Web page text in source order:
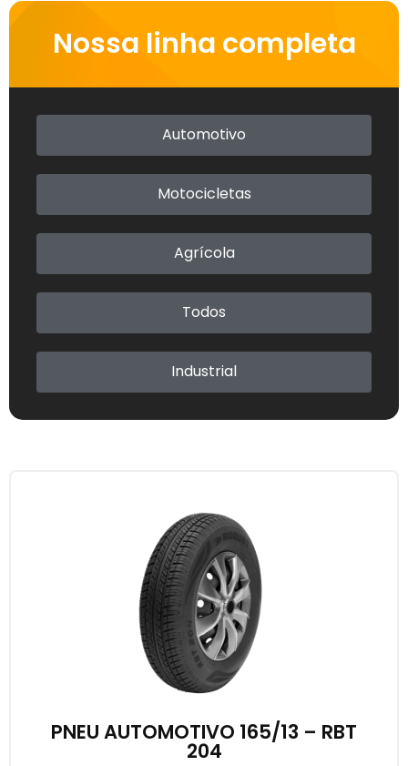
Nossa linha completa
Automotivo
Automotivo
Motocicletas
Motocicletas
Agrícola
Agrícola
Todos
Todos
Industrial
PNEU AUTOMOTIVO 165/13 – RBT
204